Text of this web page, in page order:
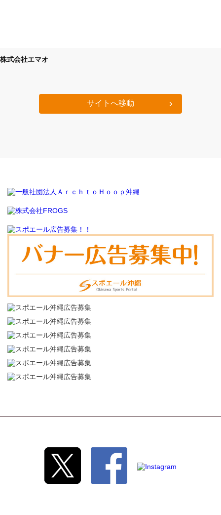
株式会社エマオ
サイトへ移動